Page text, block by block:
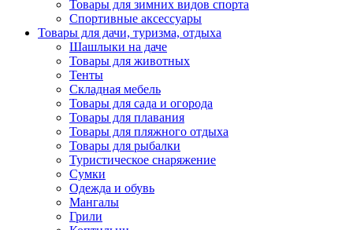
Товары для зимних видов спорта
Спортивные аксессуары
Товары для дачи, туризма, отдыха
Шашлыки на даче
Товары для животных
Тенты
Складная мебель
Товары для сада и огорода
Товары для плавания
Товары для пляжного отдыха
Товары для рыбалки
Туристическое снаряжение
Сумки
Одежда и обувь
Мангалы
Грили